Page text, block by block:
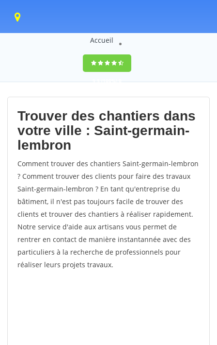
Accueil
9,5(100%)0
votes
Trouver des chantiers dans
votre ville : Saint-germain-
lembron
Comment trouver des chantiers Saint-germain-lembron
? Comment trouver des clients pour faire des travaux
Saint-germain-lembron ? En tant qu'entreprise du
bâtiment, il n'est pas toujours facile de trouver des
clients et trouver des chantiers à réaliser rapidement.
Notre service d'aide aux artisans vous permet de
rentrer en contact de manière instantannée avec des
particuliers à la recherche de professionnels pour
réaliser leurs projets travaux.